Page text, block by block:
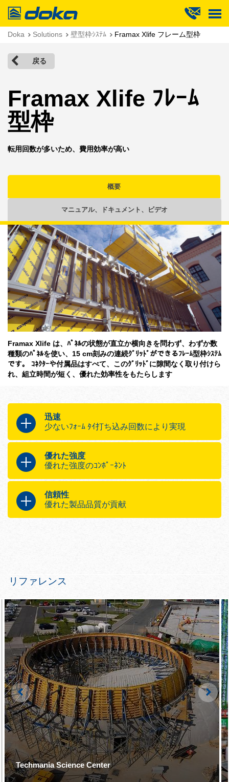
Doka
Doka Solutions 壁型枠ｼｽﾃﾑ Framax Xlife フレーム型枠
戻る
Framax Xlife ﾌﾚｰﾑ
型枠
転用回数が多いため、費用効率が高い
概要
マニュアル、ドキュメント、ビデオ
Framax Xlife は、ﾊﾟﾈﾙの状態が直立か横向きを問わず、わずか数
種類のﾊﾟﾈﾙを使い、15 cm刻みの連続ｸﾞﾘｯﾄﾞができるﾌﾚｰﾑ型枠ｼｽﾃﾑ
です。 ｺﾈｸﾀｰや付属品はすべて、このｸﾞﾘｯﾄﾞに隙間なく取り付けら
れ、組立時間が短く、優れた効率性をもたらします
迅速
少ないﾌｫｰﾑ ﾀｲ打ち込み回数により実現
短い形成時間ならびにさらなる人件費削減
ﾌｫｰﾑ ﾀｲ間の間隔が広く（1.35 mまで）
論理的なｼｽﾃﾑｸﾞﾘｯﾄﾞにより取扱いが簡単
どのﾚｲｱｳﾄにも最大限に適応
優れた強度
優れた強度のｺﾝﾎﾟｰﾈﾝﾄ
最も条件の厳しい案件にも対応するｼｽﾃﾑ：
頑丈なﾌﾚｰﾑ構造
最適化されたｺﾈｸﾀｰやｱｸｾｻﾘｰ類
負荷に強い構造の21mm Xlife 型枠合板
信頼性
優れた製品品質が貢献
人間工学に基づく最適な設計がされた安全
リファレンス
Techmania Science Center
Left Right